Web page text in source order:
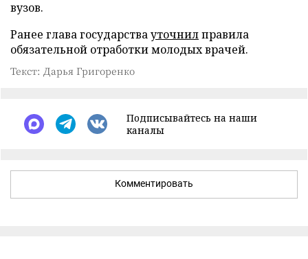
вузов.
Ранее глава государствауточнилправила
обязательной отработки молодых врачей.
Текст: Дарья Григоренко
Подписывайтесь на наши
каналы
Комментировать